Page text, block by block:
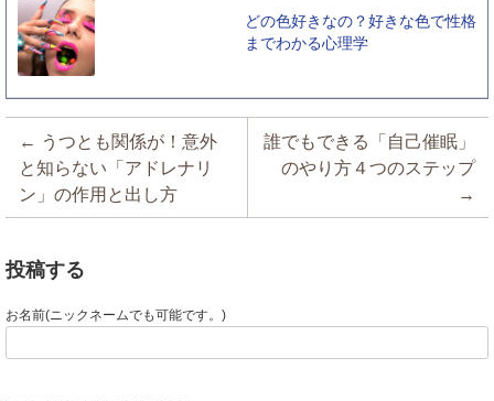
どの色好きなの？好きな色で性格
までわかる心理学
← うつとも関係が！意外
と知らない「アドレナリ
ン」の作用と出し方
誰でもできる「自己催眠」
のやり方４つのステップ
→
投稿する
お名前(ニックネームでも可能です。)